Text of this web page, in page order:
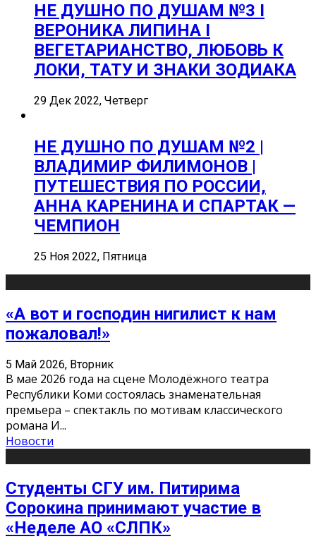
НЕ ДУШНО ПО ДУШАМ №3 I
ВЕРОНИКА ЛИПИНА I
ВЕГЕТАРИАНСТВО, ЛЮБОВЬ К
ЛОКИ, ТАТУ И ЗНАКИ ЗОДИАКА
29 Дек 2022, Четверг
НЕ ДУШНО ПО ДУШАМ №2 |
ВЛАДИМИР ФИЛИМОНОВ |
ПУТЕШЕСТВИЯ ПО РОССИИ,
АННА КАРЕНИНА И СПАРТАК —
ЧЕМПИОН
25 Ноя 2022, Пятница
«А вот и господин нигилист к нам
пожаловал!»
5 Май 2026, Вторник
В мае 2026 года на сцене Молодёжного театра
Республики Коми состоялась знаменательная
премьера – спектакль по мотивам классического
романа И...
Новости
Студенты СГУ им. Питирима
Сорокина принимают участие в
«Неделе АО «СЛПК»